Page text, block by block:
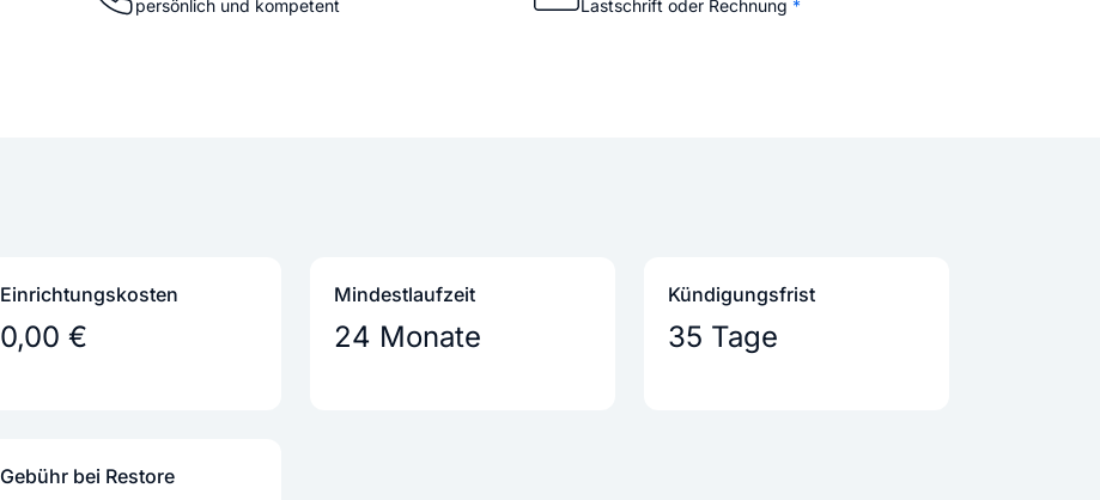
persönlich und kompetent
Lastschrift oder Rechnung *
Einrichtungs­kosten
0,00 €
Mindestlaufzeit
24 Monate
Kündigungs­frist
35 Tage
Gebühr bei Restore